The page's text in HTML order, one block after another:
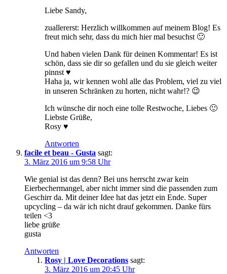
Liebe Sandy,
zuallererst: Herzlich willkommen auf meinem Blog! Es
freut mich sehr, dass du mich hier mal besuchst 🙂
Und haben vielen Dank für deinen Kommentar! Es ist
schön, dass sie dir so gefallen und du sie gleich weiter
pinnst ♥
Haha ja, wir kennen wohl alle das Problem, viel zu viel
in unseren Schränken zu horten, nicht wahr!? 😉
Ich wünsche dir noch eine tolle Restwoche, Liebes 🙂
Liebste Grüße,
Rosy ♥
Antworten
facile et beau - Gusta sagt:
3. März 2016 um 9:58 Uhr
Wie genial ist das denn? Bei uns herrscht zwar kein
Eierbechermangel, aber nicht immer sind die passenden zum
Geschirr da. Mit deiner Idee hat das jetzt ein Ende. Super
upcycling – da wär ich nicht drauf gekommen. Danke fürs
teilen <3
liebe grüße
gusta
Antworten
Rosy | Love Decorations sagt:
3. März 2016 um 20:45 Uhr